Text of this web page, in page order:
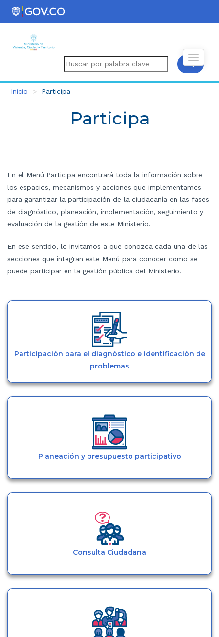
Inicio Participa
Participa
En el Menú Participa encontrará toda la información sobre
los espacios, mecanismos y acciones que implementamos
para garantizar la participación de la ciudadanía en las fases
de diagnóstico, planeación, implementación, seguimiento y
evaluación de la gestión de este Ministerio.
En ese sentido, lo invitamos a que conozca cada una de las
secciones que integran este Menú para conocer cómo se
puede participar en la gestión pública del Ministerio.
Participación para el diagnóstico e identificación de
problemas
Planeación y presupuesto participativo
Consulta Ciudadana